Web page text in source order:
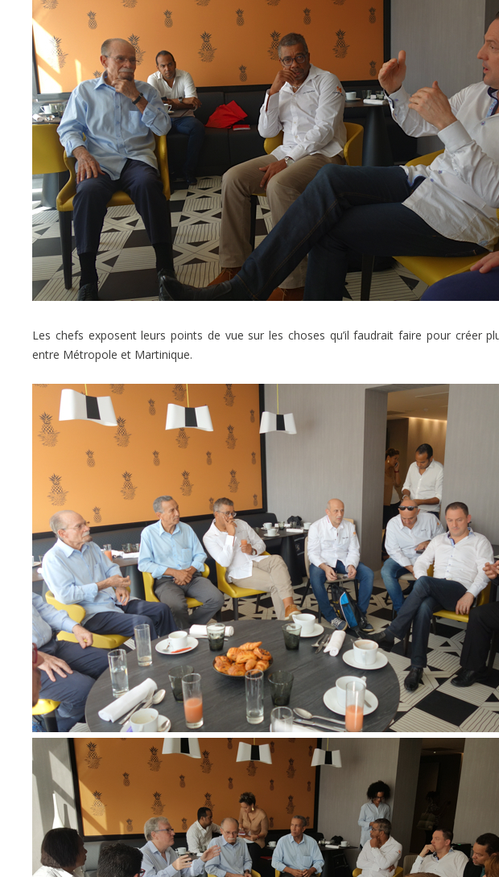
Les chefs exposent leurs points de vue sur les choses qu’il faudrait faire pour créer
entre Métropole et Martinique.